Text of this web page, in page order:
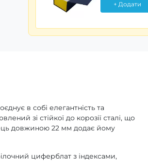
+ Додати
в собі елегантність та
зі стійкої до корозії сталі, що
довжиною 22 мм додає йому
циферблат з індексами,